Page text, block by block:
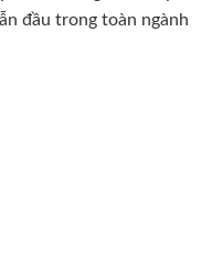
đầu trong toàn ngành